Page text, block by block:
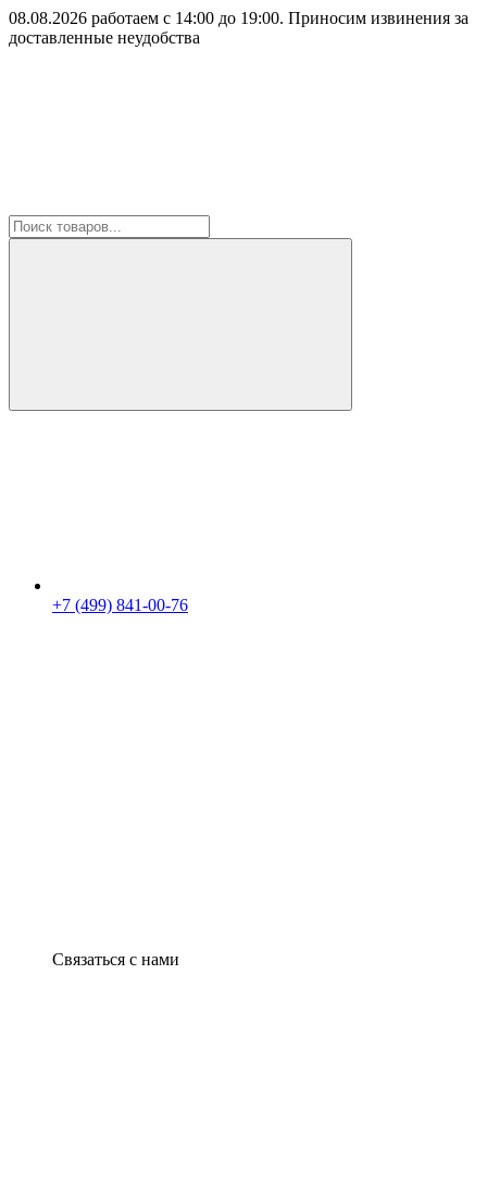
08.08.2026 работаем с 14:00 до 19:00. Приносим извинения за
доставленные неудобства
+7 (499) 841-00-76
Связаться с нами